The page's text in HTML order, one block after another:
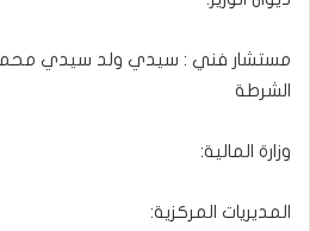
مستشار فني : سيدي ولد سيدي
الشرطة
وزارة المالية:
المديريات المركزية: